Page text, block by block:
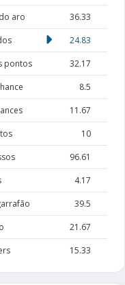
aro
36.33
24.83
pontos
32.17
8.5
11.67
10
96.61
4.17
39.5
21.67
15.33